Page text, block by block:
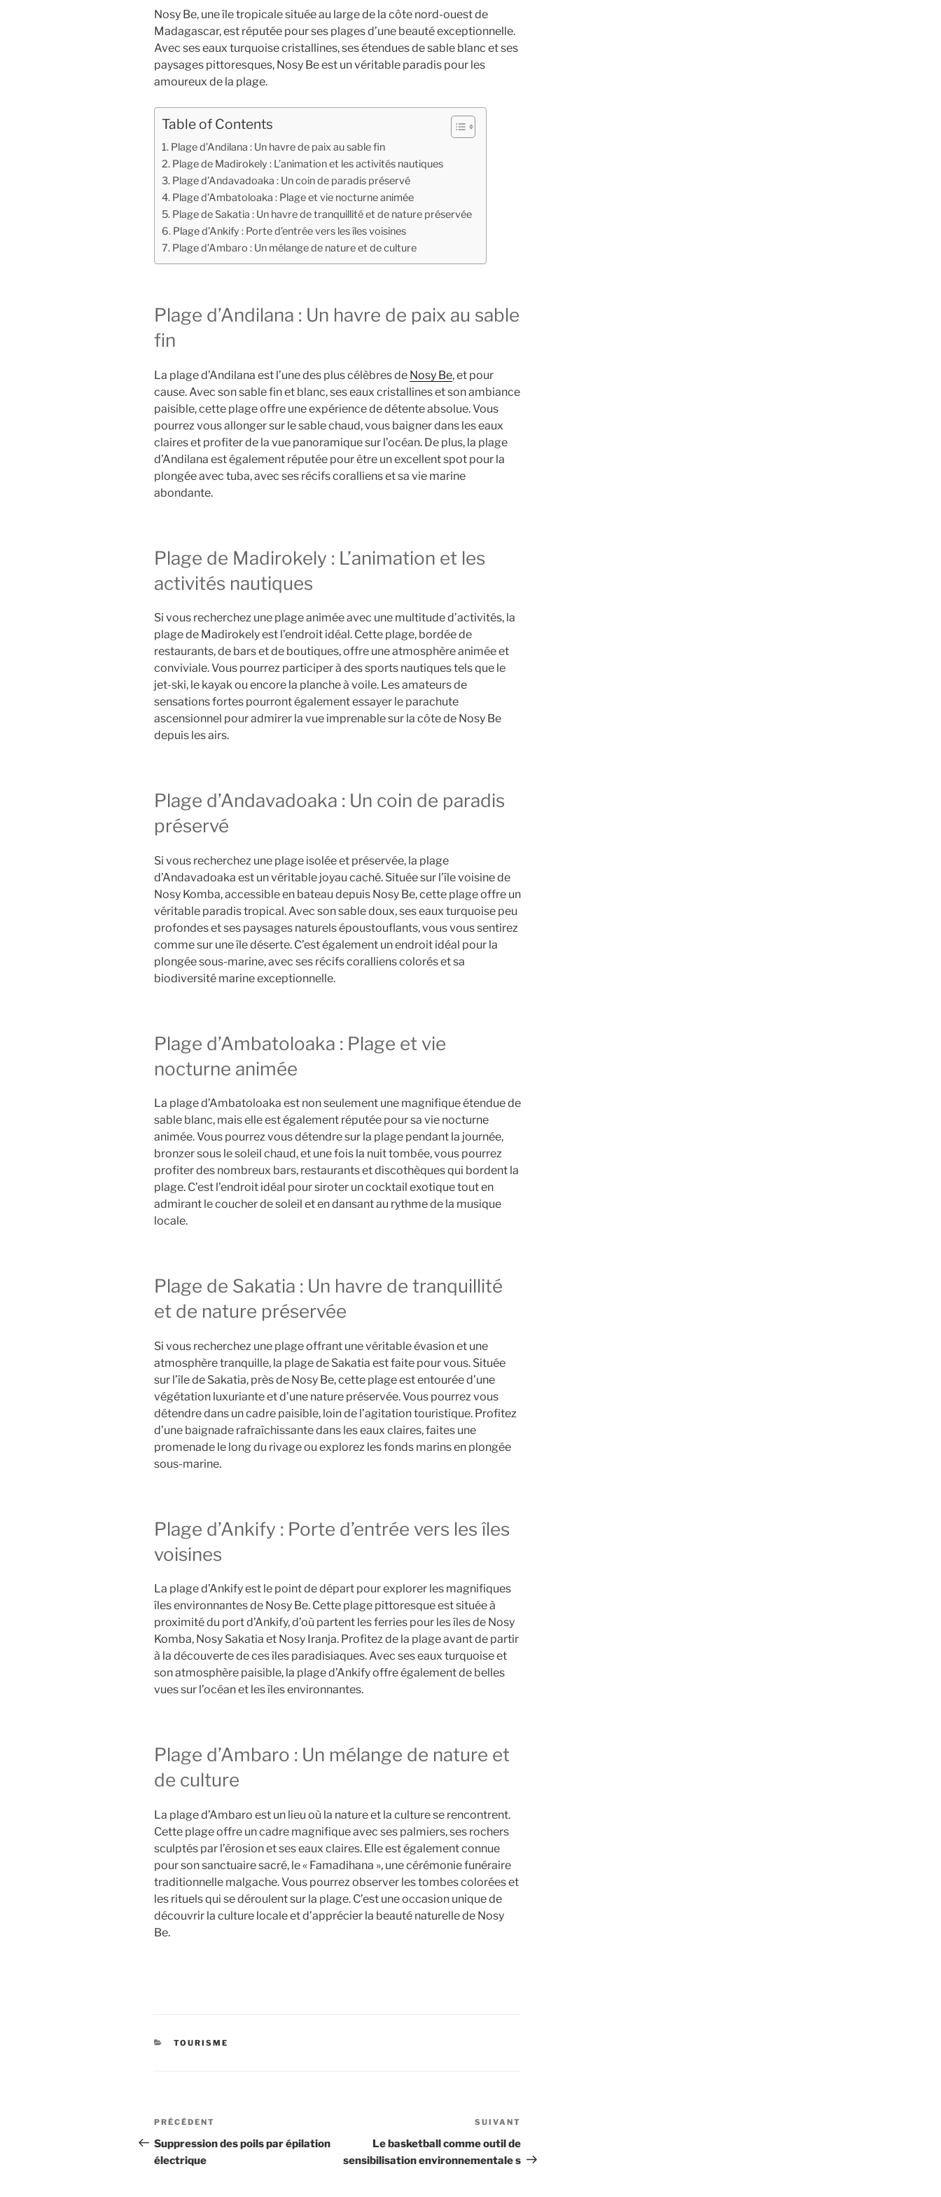
Nosy Be, une île tropicale située au large de la côte nord-ouest de
Madagascar, est réputée pour ses plages d’une beauté exceptionnelle.
Avec ses eaux turquoise cristallines, ses étendues de sable blanc et ses
paysages pittoresques, Nosy Be est un véritable paradis pour les
amoureux de la plage.
Table of Contents
Plage d’Andilana : Un havre de paix au sable fin
Plage de Madirokely : L’animation et les activités nautiques
Plage d’Andavadoaka : Un coin de paradis préservé
Plage d’Ambatoloaka : Plage et vie nocturne animée
Plage de Sakatia : Un havre de tranquillité et de nature préservée
Plage d’Ankify : Porte d’entrée vers les îles voisines
Plage d’Ambaro : Un mélange de nature et de culture
Plage d’Andilana : Un havre de paix au sable
fin
La plage d’Andilana est l’une des plus célèbres de Nosy Be, et pour
cause. Avec son sable fin et blanc, ses eaux cristallines et son ambiance
paisible, cette plage offre une expérience de détente absolue. Vous
pourrez vous allonger sur le sable chaud, vous baigner dans les eaux
claires et profiter de la vue panoramique sur l’océan. De plus, la plage
d’Andilana est également réputée pour être un excellent spot pour la
plongée avec tuba, avec ses récifs coralliens et sa vie marine
abondante.
Plage de Madirokely : L’animation et les
activités nautiques
Si vous recherchez une plage animée avec une multitude d’activités, la
plage de Madirokely est l’endroit idéal. Cette plage, bordée de
restaurants, de bars et de boutiques, offre une atmosphère animée et
conviviale. Vous pourrez participer à des sports nautiques tels que le
jet-ski, le kayak ou encore la planche à voile. Les amateurs de
sensations fortes pourront également essayer le parachute
ascensionnel pour admirer la vue imprenable sur la côte de Nosy Be
depuis les airs.
Plage d’Andavadoaka : Un coin de paradis
préservé
Si vous recherchez une plage isolée et préservée, la plage
d’Andavadoaka est un véritable joyau caché. Située sur l’île voisine de
Nosy Komba, accessible en bateau depuis Nosy Be, cette plage offre un
véritable paradis tropical. Avec son sable doux, ses eaux turquoise peu
profondes et ses paysages naturels époustouflants, vous vous sentirez
comme sur une île déserte. C’est également un endroit idéal pour la
plongée sous-marine, avec ses récifs coralliens colorés et sa
biodiversité marine exceptionnelle.
Plage d’Ambatoloaka : Plage et vie
nocturne animée
La plage d’Ambatoloaka est non seulement une magnifique étendue de
sable blanc, mais elle est également réputée pour sa vie nocturne
animée. Vous pourrez vous détendre sur la plage pendant la journée,
bronzer sous le soleil chaud, et une fois la nuit tombée, vous pourrez
profiter des nombreux bars, restaurants et discothèques qui bordent la
plage. C’est l’endroit idéal pour siroter un cocktail exotique tout en
admirant le coucher de soleil et en dansant au rythme de la musique
locale.
Plage de Sakatia : Un havre de tranquillité
et de nature préservée
Si vous recherchez une plage offrant une véritable évasion et une
atmosphère tranquille, la plage de Sakatia est faite pour vous. Située
sur l’île de Sakatia, près de Nosy Be, cette plage est entourée d’une
végétation luxuriante et d’une nature préservée. Vous pourrez vous
détendre dans un cadre paisible, loin de l’agitation touristique. Profitez
d’une baignade rafraîchissante dans les eaux claires, faites une
promenade le long du rivage ou explorez les fonds marins en plongée
sous-marine.
Plage d’Ankify : Porte d’entrée vers les îles
voisines
La plage d’Ankify est le point de départ pour explorer les magnifiques
îles environnantes de Nosy Be. Cette plage pittoresque est située à
proximité du port d’Ankify, d’où partent les ferries pour les îles de Nosy
Komba, Nosy Sakatia et Nosy Iranja. Profitez de la plage avant de partir
à la découverte de ces îles paradisiaques. Avec ses eaux turquoise et
son atmosphère paisible, la plage d’Ankify offre également de belles
vues sur l’océan et les îles environnantes.
Plage d’Ambaro : Un mélange de nature et
de culture
La plage d’Ambaro est un lieu où la nature et la culture se rencontrent.
Cette plage offre un cadre magnifique avec ses palmiers, ses rochers
sculptés par l’érosion et ses eaux claires. Elle est également connue
pour son sanctuaire sacré, le « Famadihana », une cérémonie funéraire
traditionnelle malgache. Vous pourrez observer les tombes colorées et
les rituels qui se déroulent sur la plage. C’est une occasion unique de
découvrir la culture locale et d’apprécier la beauté naturelle de Nosy
Be.
CATÉGORIES
TOURISME
Navigation
de
l’article
Article
précédent
PRÉCÉDENT
Suppression des poils par épilation
électrique
suivant
SUIVANT
Le basketball comme outil de
sensibilisation environnementale s